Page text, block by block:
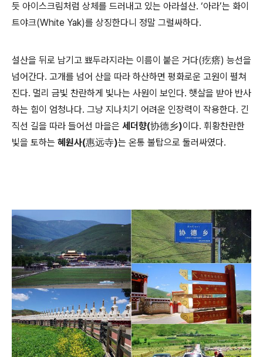
듯 아이스크림처럼 상체를 드러내고 있는 아라설산. ‘아라’는 화이
트야크(White Yak)를 상징한다니 정말 그럴싸하다.
설산을 뒤로 남기고 뾰두라지라는 이름이 붙은 거다(疙瘩) 능선을
넘어간다. 고개를 넘어 산을 따라 하산하면 평화로운 고원이 펼쳐
진다. 멀리 금빛 찬란하게 빛나는 사원이 보인다. 햇살을 받아 반사
하는 힘이 엄청나다. 그냥 지나치기 어려운 인장력이 작용한다. 긴
직선 길을 따라 들어선 마을은 세더향(协德乡)이다. 휘황찬란한
빛을 토하는 혜원사(惠远寺)는 온통 불탑으로 둘러싸였다.